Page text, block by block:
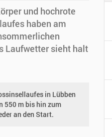
und hochrote
haben am
Laufwetter sieht halt
in Lübben
550 m bis hin zum
an den Start.